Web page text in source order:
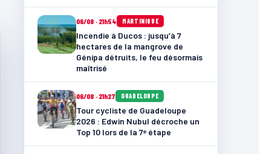
06/08 · 21h54 MARTINIQUE
Incendie à Ducos : jusqu’à 7
hectares de la mangrove de
Génipa détruits, le feu désormais
maîtrisé
06/08 · 21h27 GUADELOUPE
Tour cycliste de Guadeloupe
2026 : Edwin Nubul décroche un
Top 10 lors de la 7ᵉ étape